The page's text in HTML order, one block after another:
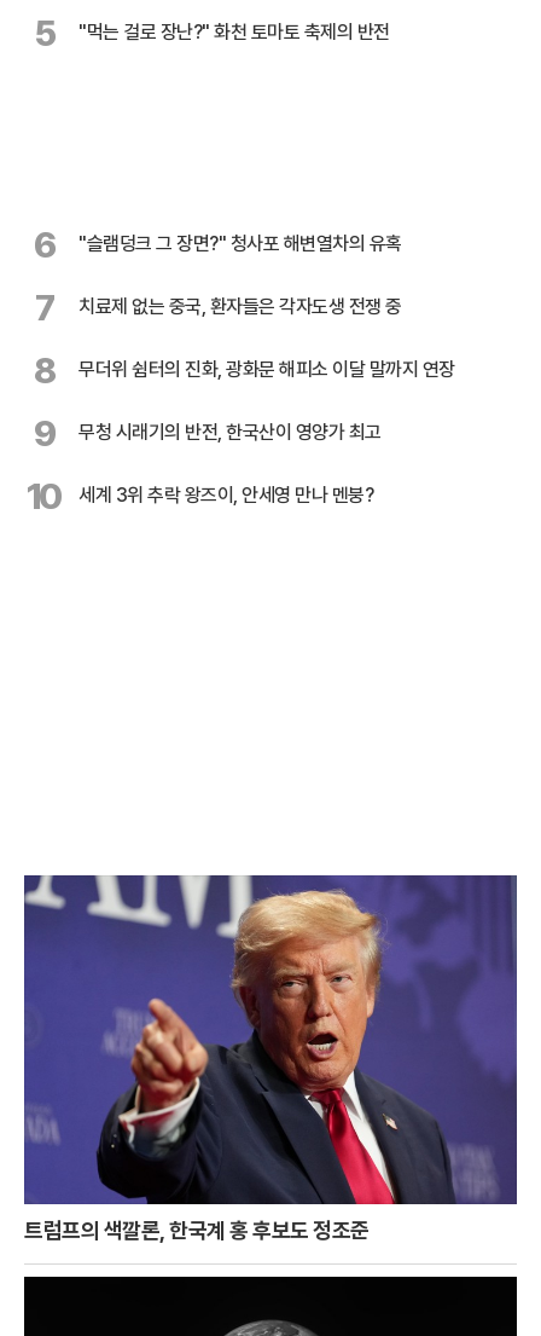
5 "먹는 걸로 장난?" 화천 토마토 축제의 반전
6 "슬램덩크 그 장면?" 청사포 해변열차의 유혹
7 치료제 없는 중국, 환자들은 각자도생 전쟁 중
8 무더위 쉼터의 진화, 광화문 해피소 이달 말까지 연장
9 무청 시래기의 반전, 한국산이 영양가 최고
10 세계 3위 추락 왕즈이, 안세영 만나 멘붕?
트럼프의 색깔론, 한국계 홍 후보도 정조준